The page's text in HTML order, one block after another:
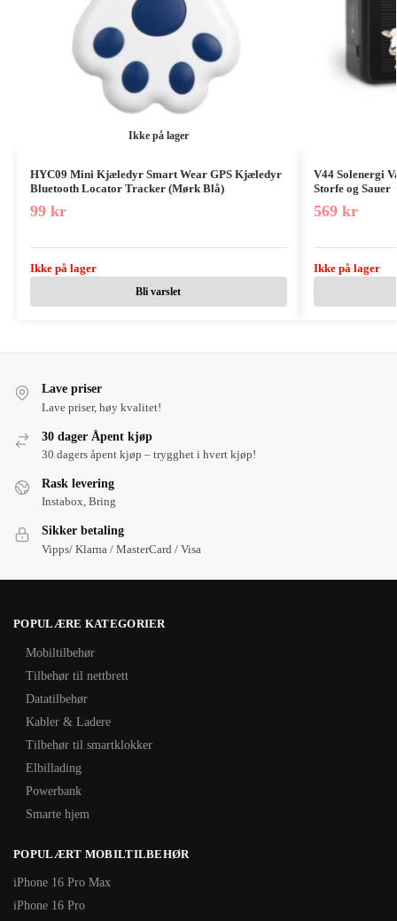
Ikke på lager
HYC09 Mini Kjæledyr Smart Wear GPS Kjæledyr
Bluetooth Locator Tracker (Mørk Blå)
99 kr
Ikke på lager
Bli varslet
V44 Solenergi
Storfe og Sauer
569 kr
Ikke på lager
Lave priser
Lave priser, høy kvalitet!
30 dager Åpent kjøp
30 dagers åpent kjøp – trygghet i hvert kjøp!
Rask levering
Instabox, Bring
Sikker betaling
Vipps/ Klarna / MasterCard / Visa
POPULÆRE KATEGORIER
Mobiltilbehør
Tilbehør til nettbrett
Datatilbehør
Kabler & Ladere
Tilbehør til smartklokker
Elbillading
Powerbank
Smarte hjem
POPULÆRT MOBILTILBEHØR
iPhone 16 Pro Max
iPhone 16 Pro